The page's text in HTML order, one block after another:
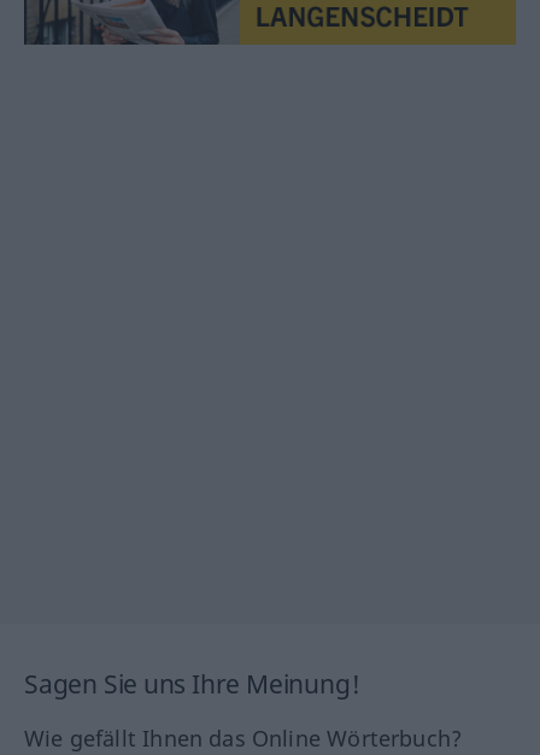
Sagen Sie uns Ihre Meinung!
Wie gefällt Ihnen das Online Wörterbuch?